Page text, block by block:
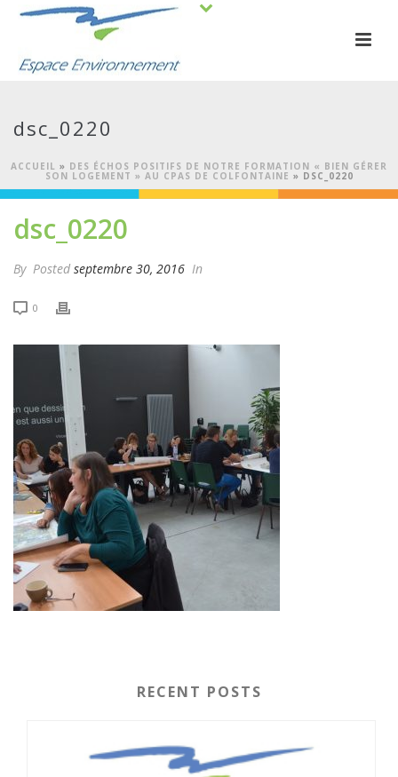
dsc_0220
ACCUEIL » DES ÉCHOS POSITIFS DE NOTRE FORMATION « BIEN GÉRER
SON LOGEMENT » AU CPAS DE COLFONTAINE » DSC_0220
dsc_0220
By Posted septembre 30, 2016 In
0
RECENT POSTS